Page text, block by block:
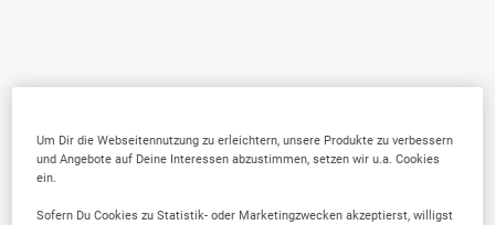
Um Dir die Webseitennutzung zu erleichtern, unsere Produkte zu verbessern
und Angebote auf Deine Interessen abzustimmen, setzen wir u.a. Cookies
ein.
Sofern Du Cookies zu Statistik- oder Marketingzwecken akzeptierst, willigst